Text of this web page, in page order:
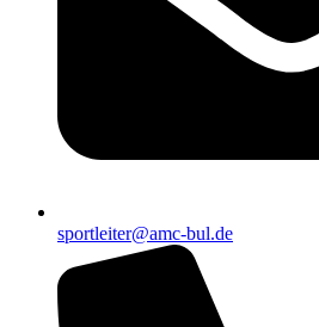
sportleiter@amc-bul.de